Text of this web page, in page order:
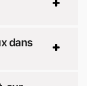
dans